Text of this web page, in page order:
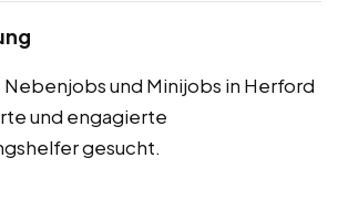
und Minijobs in Herford
und engagierte
gesucht.